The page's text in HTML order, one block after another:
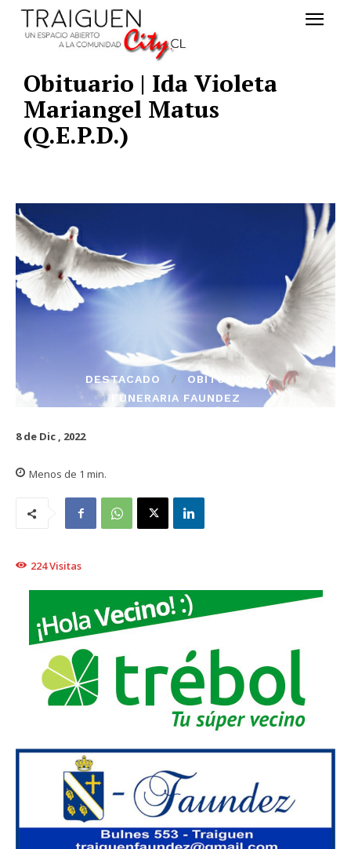
Obituario | Ida Violeta
Mariangel Matus
(Q.E.P.D.)
DESTACADO
OBITUARIO
FUNERARIA FAUNDEZ
8 de Dic , 2022
Menos de 1 min.
224Visitas